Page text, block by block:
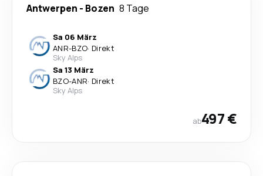
Antwerpen - Bozen 8 Tage
Sa 06 März
ANR-BZO· Direkt
Sky Alps
Sa 13 März
BZO-ANR· Direkt
Sky Alps
ab497 €